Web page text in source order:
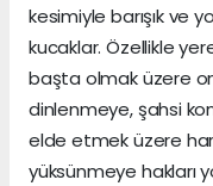
kesimiyle barışık ve
kucaklar. Özellikle
başta olmak üzere
dinlenmeye, şahsi
elde etmek üzere
yüksünmeye hakları